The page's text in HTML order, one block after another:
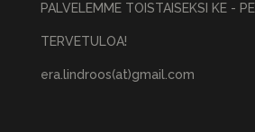
PALVELEMME TOISTAISEKSI KE -
TERVETULOA!
era.lindroos(at)gmail.com